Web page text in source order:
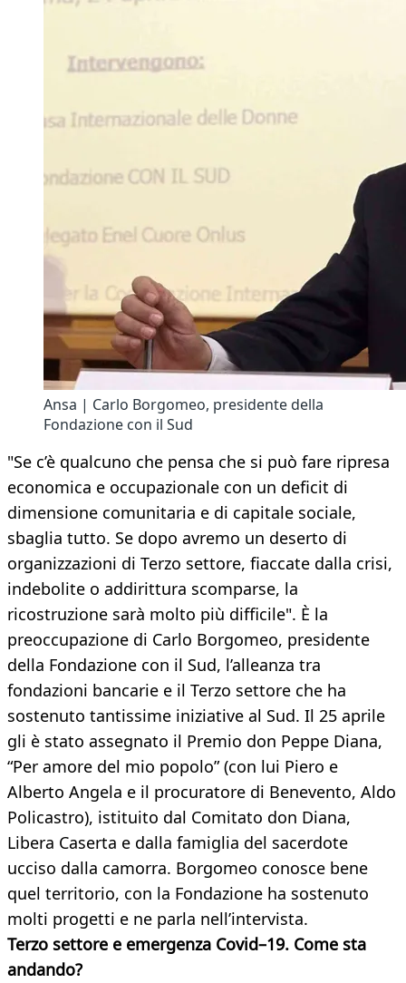
Ansa | Carlo Borgomeo, presidente della
Fondazione con il Sud
"Se c’è qualcuno che pensa che si può fare ripresa
economica e occupazionale con un deficit di
dimensione comunitaria e di capitale sociale,
sbaglia tutto. Se dopo avremo un deserto di
organizzazioni di Terzo settore, fiaccate dalla crisi,
indebolite o addirittura scomparse, la
ricostruzione sarà molto più difficile". È la
preoccupazione di Carlo Borgomeo, presidente
della Fondazione con il Sud, l’alleanza tra
fondazioni bancarie e il Terzo settore che ha
sostenuto tantissime iniziative al Sud. Il 25 aprile
gli è stato assegnato il Premio don Peppe Diana,
“Per amore del mio popolo” (con lui Piero e
Alberto Angela e il procuratore di Benevento, Aldo
Policastro), istituito dal Comitato don Diana,
Libera Caserta e dalla famiglia del sacerdote
ucciso dalla camorra. Borgomeo conosce bene
quel territorio, con la Fondazione ha sostenuto
molti progetti e ne parla nell’intervista.
Terzo settore e emergenza Covid–19. Come sta
andando?